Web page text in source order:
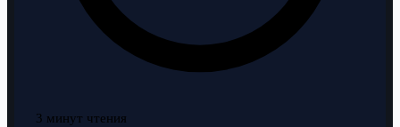
3 минут чтения